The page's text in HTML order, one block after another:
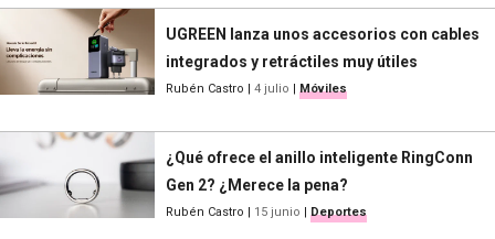
UGREEN lanza unos accesorios con cables
integrados y retráctiles muy útiles
Rubén Castro | 4 julio | Móviles
¿Qué ofrece el anillo inteligente RingConn
Gen 2? ¿Merece la pena?
Rubén Castro | 15 junio | Deportes